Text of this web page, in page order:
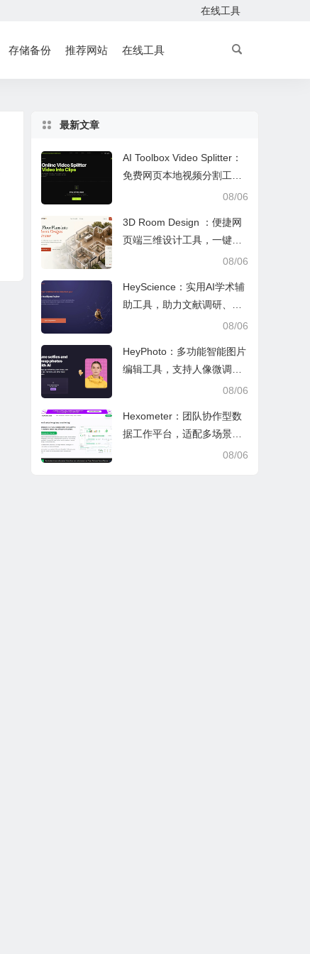
在线工具
存储备份 推荐网站 在线工具
最新文章
AI Toolbox Video Splitter：
免费网页本地视频分割工
具，多模式裁切高清视频且
08/06
3D Room Design ：便捷网
页端三维设计工具，一键户
型建模、实时改色布景助力
08/06
HeyScience：实用AI学术辅
助工具，助力文献调研、论
文审阅与日常学业研究工作
08/06
HeyPhoto：多功能智能图片
编辑工具，支持人像微调、
艺术创作与日常隐私防护08/06
Hexometer：团队协作型数
据工作平台，适配多场景数
据分析、高效办公与企业安
08/06